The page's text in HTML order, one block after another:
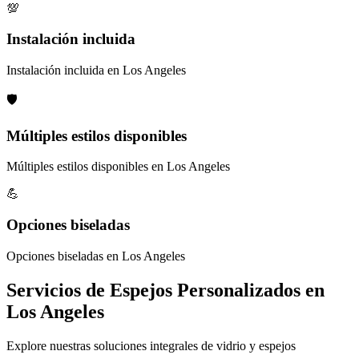
💯
Instalación incluida
Instalación incluida en Los Angeles
🛡️
Múltiples estilos disponibles
Múltiples estilos disponibles en Los Angeles
💪
Opciones biseladas
Opciones biseladas en Los Angeles
Servicios de Espejos Personalizados en
Los Angeles
Explore nuestras soluciones integrales de vidrio y espejos